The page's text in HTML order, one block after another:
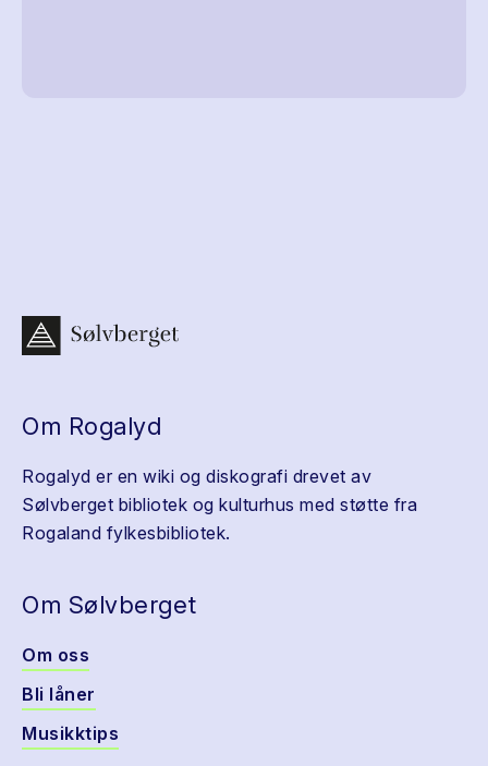
Om Rogalyd
Rogalyd er en wiki og diskografi drevet av
Sølvberget bibliotek og kulturhus med støtte fra
Rogaland fylkesbibliotek.
Om Sølvberget
Om oss
Bli låner
Musikktips